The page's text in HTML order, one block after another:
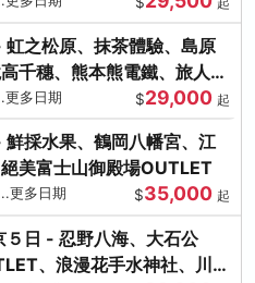
之松原、抹茶體驗、島原
千穗、熊本熊電鐵、旅人觀
多日期 $29,000 起
採水果、鶴岡八幡宮、江
美富士山御殿場OUTLET
更多日期 $35,000 起
５日 - 忍野八海、大石公
、浪漫花手水神社、川越